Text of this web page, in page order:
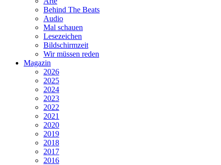
Behind The Beats
Audio
Mal schauen
Lesezeichen
Bildschirmzeit
Wir müssen reden
Magazin
2026
2025
2024
2023
2022
2021
2020
2019
2018
2017
2016